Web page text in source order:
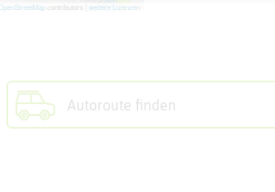
contributors | weitere Lizenzen
Autoroute finden